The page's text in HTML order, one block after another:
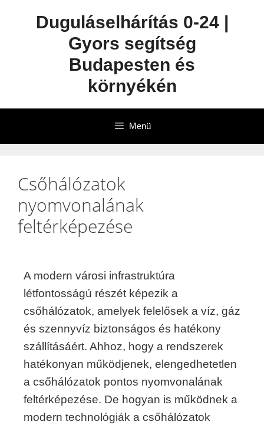
Duguláselhárítás 0-24 |
Gyors segítség
Budapesten és
környékén
Menü
Csőhálózatok
nyomvonalának
feltérképezése
A modern városi infrastruktúra
létfontosságú részét képezik a
csőhálózatok, amelyek felelősek a víz, gáz
és szennyvíz biztonságos és hatékony
szállításáért. Ahhoz, hogy a rendszerek
hatékonyan működjenek, elengedhetetlen
a csőhálózatok pontos nyomvonalának
feltérképezése. De hogyan is működnek a
modern technológiák a csőhálózatok